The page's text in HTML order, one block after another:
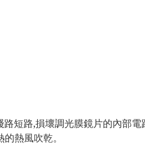
短路,損壞調光膜鏡片的內部電
熱風吹乾。